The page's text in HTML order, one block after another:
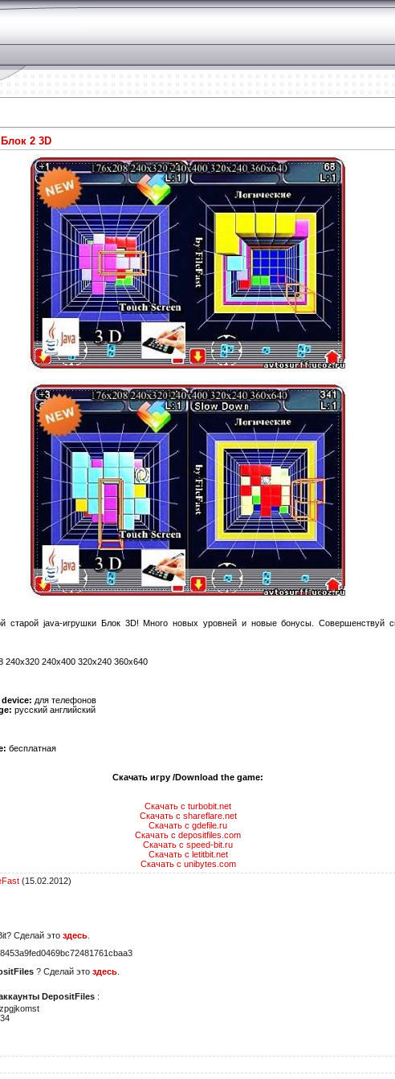
2 3D
старой java-игрушки Блок 3D! Много новых уровней и новые бонусы. Совершенствуй
240x320 240x400 320x240 360x640
для телефонов
русский английский
бесплатная
Скачать игру /Download the game:
Скачать с turbobit.net
Скачать с shareflare.net
Скачать с gdefile.ru
Скачать с depositfiles.com
Скачать с speed-bit.ru
Скачать с letitbit.net
Скачать с unibytes.com
(15.02.2012)
? Сделай это здесь
? Сделай это здесь
DepositFiles :